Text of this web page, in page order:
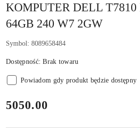
KOMPUTER DELL T7810
64GB 240 W7 2GW
Symbol: 8089658484
Dostępność:Brak towaru
Powiadom gdy produkt będzie dostępny
cena:
5050.00